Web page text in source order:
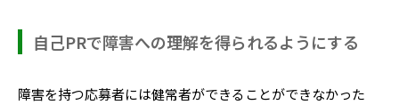
自己PRで障害への理解を得られるようにする
障害を持つ応募者には健常者ができることができなかった